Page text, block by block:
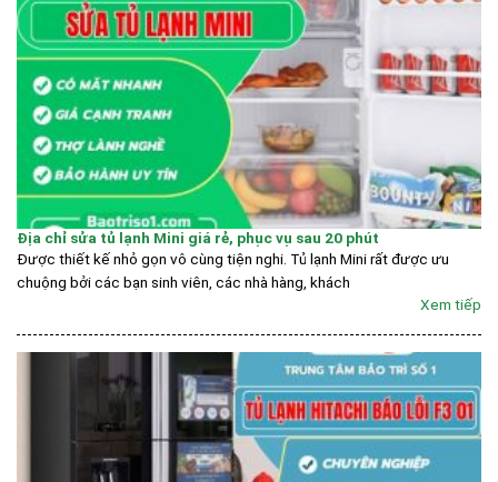
Địa chỉ sửa tủ lạnh Mini giá rẻ, phục vụ sau 20 phút
Được thiết kế nhỏ gọn vô cùng tiện nghi. Tủ lạnh Mini rất được ưu
chuộng bởi các bạn sinh viên, các nhà hàng, khách
Xem tiếp